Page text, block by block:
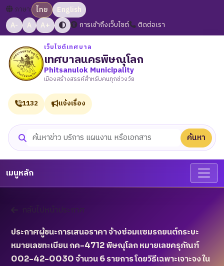
ภาษา: ไทย
English
A-
A A+ การเข้าถึงเว็บไซต์ ติดต่อเรา
เว็บไซต์เทศบาล
เทศบาลนครพิษณุโลก
Phitsanulok Municipality
เมืองสร้างสรรค์สำหรับคนทุกช่วงวัย
ค้นหาเว็บไซต์ ค้นหา
1132 แจ้งเรื่อง
เมนูหลัก
กลับไปหน้าประกาศ
ประกาศผู้ชนะการเสนอราคา จ้างซ่อมแซมรถยนต์กระบะ
หมายเลขทะเบียน กค-4712 พิษณุโลก หมายเลขครุภัณฑ์
002-42-0030 จำนวน 6 รายการ โดยวิธีเฉพาะเจาะจง ใน